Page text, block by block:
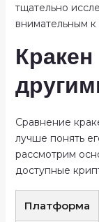
тщательно
внимательным
Сравнение
лучше понять
рассмотрим
доступные
Платформа